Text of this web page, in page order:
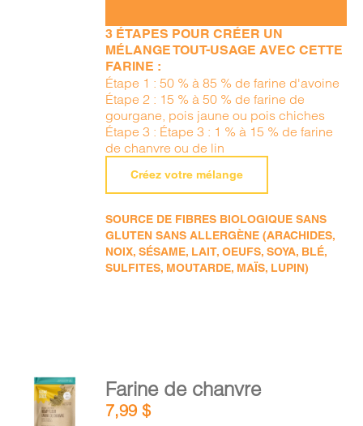
3 ÉTAPES POUR CRÉER UN
MÉLANGE TOUT-USAGE AVEC CETTE
FARINE :
Étape 1 : 50 % à 85 % de farine d'avoine
Étape 2 : 15 % à 50 % de farine de
gourgane, pois jaune ou pois chiches
Étape 3 : Étape 3 : 1 % à 15 % de farine
de chanvre ou de lin
Créez votre mélange
SOURCE DE FIBRES BIOLOGIQUE SANS
GLUTEN SANS ALLERGÈNE (ARACHIDES,
NOIX, SÉSAME, LAIT, OEUFS, SOYA, BLÉ,
SULFITES, MOUTARDE, MAÏS, LUPIN)
AJOUTER
AU
PANIER
Farine de chanvre
7,99$